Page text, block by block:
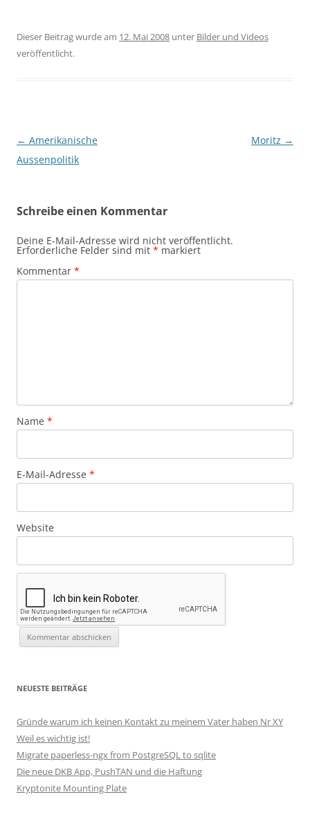
Dieser Beitrag wurde am 12. Mai 2008 unter Bilder und Videos
veröffentlicht.
Beitragsnavigation
← Amerikanische
Aussenpolitik
Moritz →
Schreibe einen Kommentar
Deine E-Mail-Adresse wird nicht veröffentlicht.
Erforderliche Felder sind mit * markiert
Kommentar *
Name *
E-Mail-Adresse *
Website
NEUESTE BEITRÄGE
Gründe warum ich keinen Kontakt zu meinem Vater haben Nr XY
Weil es wichtig ist!
Migrate paperless-ngx from PostgreSQL to sqlite
Die neue DKB App, PushTAN und die Haftung
Kryptonite Mounting Plate